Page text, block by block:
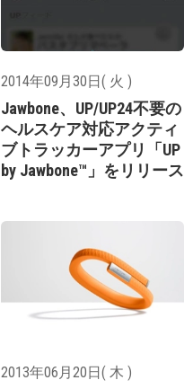
2014年09月30日( 火 )
Jawbone、UP/UP24不要の
ヘルスケア対応アクティ
ブトラッカーアプリ「UP
by Jawbone™」をリリース
2013年06月20日( 木 )